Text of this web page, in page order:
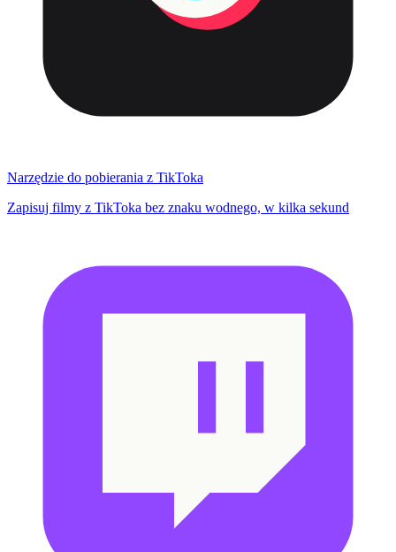
Narzędzie do pobierania z TikToka
Zapisuj filmy z TikToka bez znaku wodnego, w kilka sekund